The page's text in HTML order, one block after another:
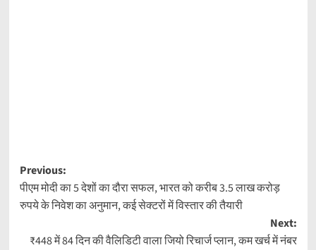
Post
navigation
Previous:
पीएम मोदी का 5 देशों का दौरा सफल, भारत को करीब 3.5 लाख करोड़
रुपये के निवेश का अनुमान, कई सेक्टरों में विस्तार की तैयारी
Next:
₹448 में 84 दिन की वैलिडिटी वाला जियो रिचार्ज प्लान, कम खर्च में नंबर